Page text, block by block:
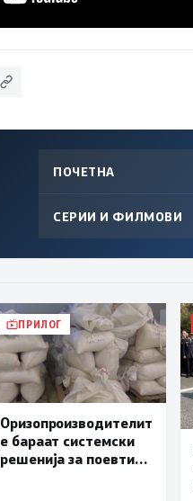
ПОЧЕТНА
СЕРИИ И ФИЛМОВИ
ПРИЛОГ
Оризопроизводителит
е бараат системски
решенија за поевтино